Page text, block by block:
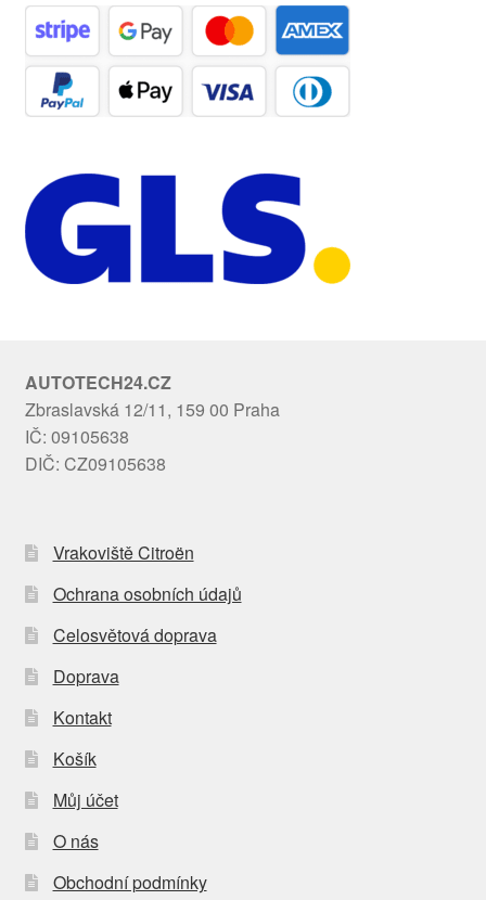
AUTOTECH24.CZ
Zbraslavská 12/11, 159 00 Praha
IČ: 09105638
DIČ: CZ09105638
Vrakoviště Citroën
Ochrana osobních údajů
Celosvětová doprava
Doprava
Kontakt
Košík
Můj účet
O nás
Obchodní podmínky